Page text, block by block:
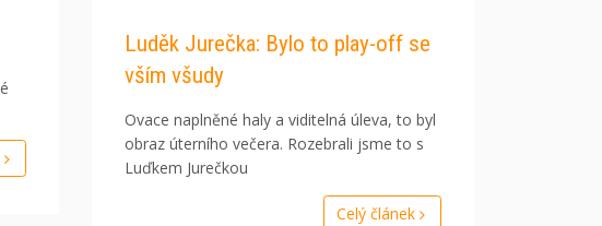
Luděk Jurečka: Bylo to play-off se
vším všudy
Ovace naplněné haly a viditelná úleva, to byl
obraz úterního večera. Rozebrali jsme to s
Luďkem Jurečkou
Celý článek